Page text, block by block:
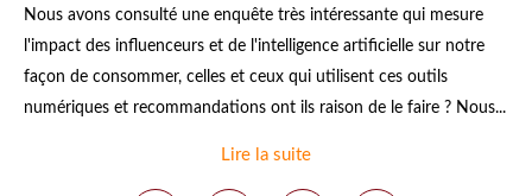
Nous avons consulté une enquête très intéressante qui mesure
l'impact des influenceurs et de l'intelligence artificielle sur notre
façon de consommer, celles et ceux qui utilisent ces outils
numériques et recommandations ont ils raison de le faire ? Nous...
Lire la suite